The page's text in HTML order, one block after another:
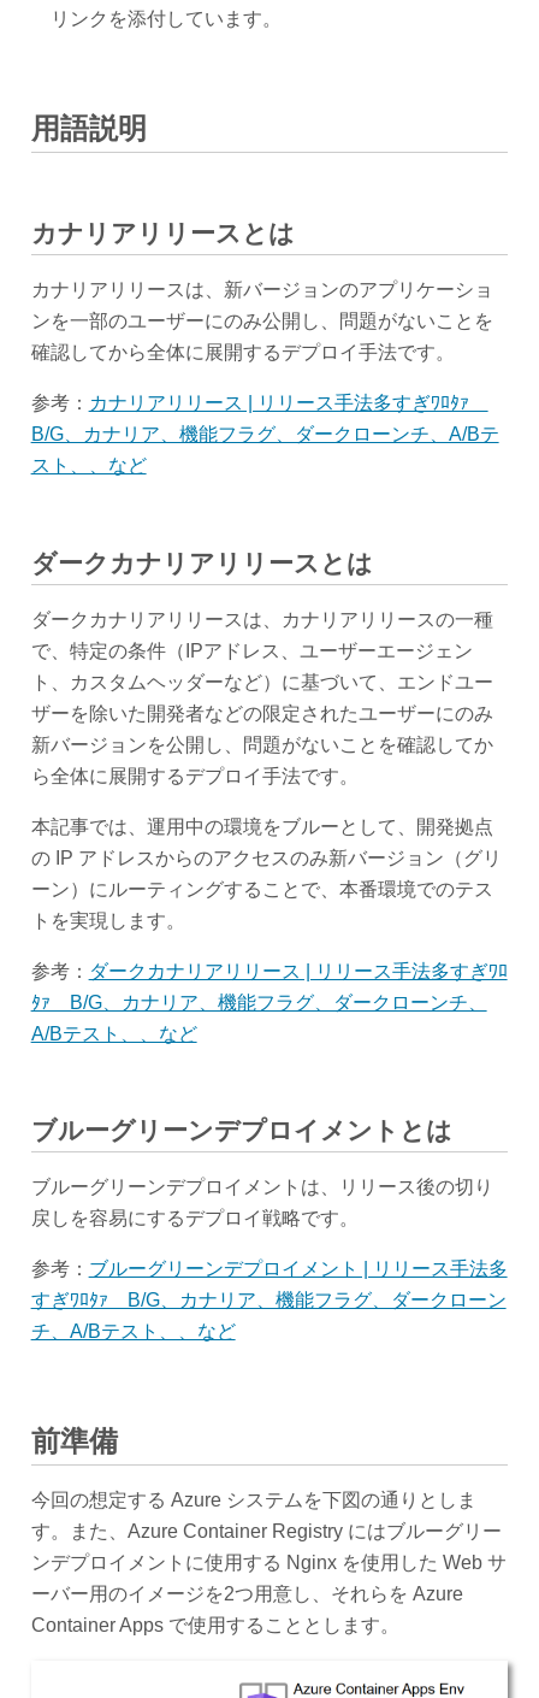
リンクを添付しています。
用語説明
カナリアリリースとは
カナリアリリースは、新バージョンのアプリケーショ
ンを一部のユーザーにのみ公開し、問題がないことを
確認してから全体に展開するデプロイ手法です。
参考： カナリアリリース | リリース手法多すぎﾜﾛﾀｧ
B/G、カナリア、機能フラグ、ダークローンチ、A/Bテ
スト、、など
ダークカナリアリリースとは
ダークカナリアリリースは、カナリアリリースの一種
で、特定の条件（IPアドレス、ユーザーエージェン
ト、カスタムヘッダーなど）に基づいて、エンドユー
ザーを除いた開発者などの限定されたユーザーにのみ
新バージョンを公開し、問題がないことを確認してか
ら全体に展開するデプロイ手法です。
本記事では、運用中の環境をブルーとして、開発拠点
の IP アドレスからのアクセスのみ新バージョン（グリ
ーン）にルーティングすることで、本番環境でのテス
トを実現します。
参考： ダークカナリアリリース | リリース手法多すぎﾜﾛ
ﾀｧ B/G、カナリア、機能フラグ、ダークローンチ、
A/Bテスト、、など
ブルーグリーンデプロイメントとは
ブルーグリーンデプロイメントは、リリース後の切り
戻しを容易にするデプロイ戦略です。
参考： ブルーグリーンデプロイメント | リリース手法多
すぎﾜﾛﾀｧ B/G、カナリア、機能フラグ、ダークローン
チ、A/Bテスト、、など
前準備
今回の想定する Azure システムを下図の通りとしま
す。また、Azure Container Registry にはブルーグリー
ンデプロイメントに使用する Nginx を使用した Web サ
ーバー用のイメージを2つ用意し、それらを Azure
Container Apps で使用することとします。